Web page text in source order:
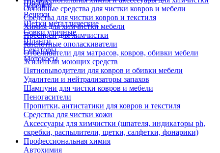
Швабры
Черенки
Веники
Щетки металлические
Совки уличные
Шланги
Секаторы
Мотокосы
Основные средства для чистки ковров и мебели
Средства для чистки ковров и текстиля
Химия для химчистки мебели
Преспреи для химчистки
Кислотные ополаскиватели
Отбеливатели для матрасов, ковров, обивки мебели
Усилители моющих средств
Пятновыводители для ковров и обивки мебели
Удалители и нейтрализаторы запахов
Шампуни для чистки ковров и мебели
Пеногасители
Пропитки, антистатики для ковров и текстиля
Средства для чистки кожи
Аксессуары для химчистки (шпателя, индикаторы ph,
скребки, распылители, щетки, салфетки, фонарики)
Профессиональная химия
Автохимия